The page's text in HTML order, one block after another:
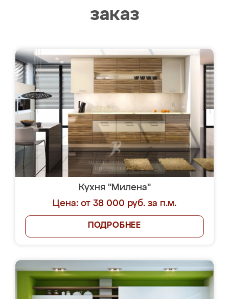
заказ
Кухня "Милена"
Цена: от 38 000 руб. за п.м.
ПОДРОБНЕЕ